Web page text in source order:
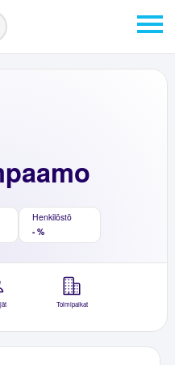
Henkilöstö
- %
Toimipaikat